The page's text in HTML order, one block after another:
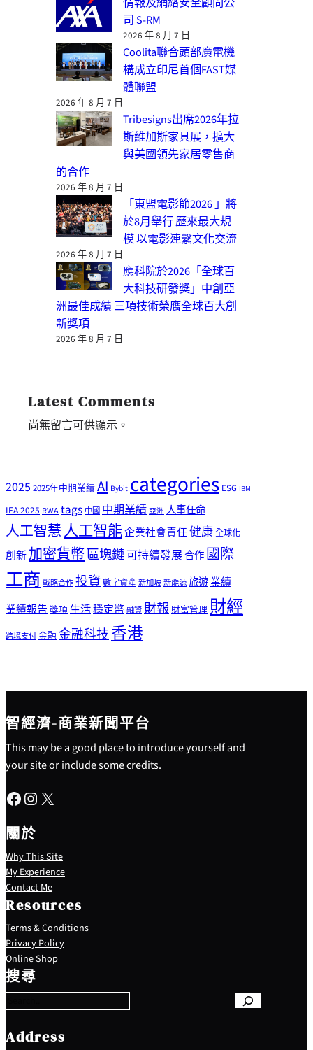
司 S-RM
2026 年 8 月 7 日
Coolita聯合頭部廣電機
構成立印尼首個FAST媒
體聯盟
2026 年 8 月 7 日
Tribesigns出席2026年拉
斯維加斯家具展，擴大
與美國領先家居零售商
的合作
2026 年 8 月 7 日
「東盟電影節2026 」將
於8月舉行 歷來最大規
模 以電影連繫文化交流
2026 年 8 月 7 日
應科院於2026「全球百
大科技研發獎」中創亞
洲最佳成績 三項技術榮膺全球百大創
新獎項
2026 年 8 月 7 日
Latest Comments
尚無留言可供顯示。
2025 2025年中期業績AI Bybitcategories ESG IBM
IFA 2025 RWAtags 中國 中期業績 亞洲 人事任命
人工智慧人工智能企業社會責任健康全球化
創新加密貨幣區塊鏈可持續發展合作國際
工商 戰略合作投資數字資產新加坡新能源旅遊業績
業績報告 獎項生活穩定幣融資 財報 財富管理 財經
跨境支付金融 金融科技 香港
智經濟-商業新聞平台
This may be a good place to introduce yourself and
your site or include some credits.
Facebook Instagram X
關於
Why This Site
My Experience
Contact Me
Resources
Terms & Conditions
Privacy Policy
Online Shop
搜尋
S
e
a
c
h
Address